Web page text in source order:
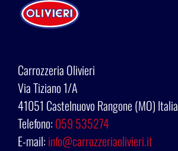
Carrozzeria Olivieri
Via Tiziano 1/A
41051 Castelnuovo Rangone (MO) Italia
Telefono: 059 535274
E-mail: info@carrozzeriaolivieri.it